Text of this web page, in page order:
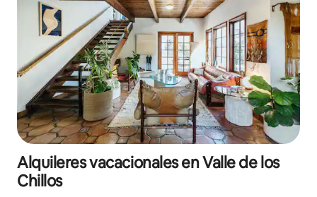
Alquileres vacacionales en Valle de los
Chillos